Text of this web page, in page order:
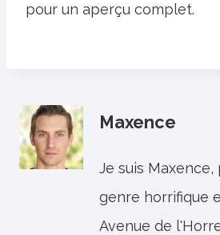
pour un aperçu complet.
Maxence
Je suis
genre horrifique
Avenue de